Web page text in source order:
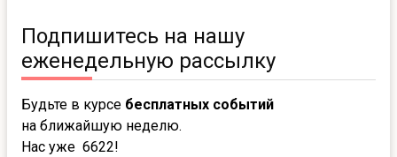
Подпишитесь на нашу
еженедельную рассылку
Будьте в курсе бесплатных событий
на ближайшую неделю.
Нас уже 6622!